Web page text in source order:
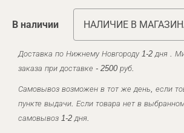
В наличии НАЛИЧИЕ В
Доставка по Нижнему Новгороду 1-2 дня .
заказа при доставке - 2500 руб.
Самовывоз возможен в тот же день, если
пункте выдачи. Если товара нет в
самовывоз 1-2 дня.